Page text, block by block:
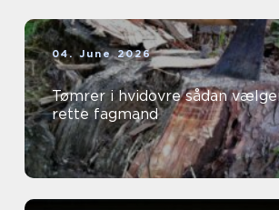
04. June 2026
Tømrer i hvidovre sådan vælger du den
rette fagmand